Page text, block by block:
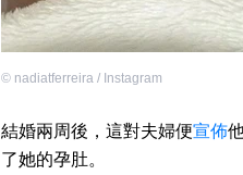
© nadiatferreira / Instagram
結婚兩周後，這對夫婦便宣佈
了她的孕肚。